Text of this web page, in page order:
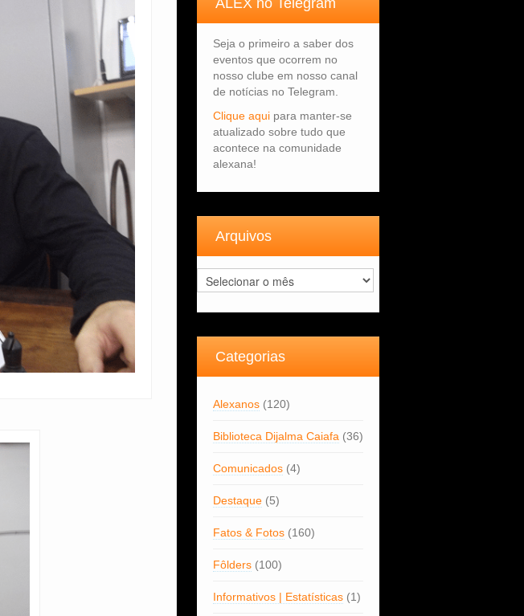
ALEX no Telegram
Seja o primeiro a saber dos
eventos que ocorrem no
nosso clube em nosso canal
de notícias no Telegram.
Clique aquipara manter-se
atualizado sobre tudo que
acontece na comunidade
alexana!
Arquivos
Arquivos
Categorias
Alexanos(120)
Biblioteca Dijalma Caiafa(36)
Comunicados(4)
Destaque(5)
Fatos & Fotos(160)
Fôlders(100)
Informativos | Estatísticas(1)